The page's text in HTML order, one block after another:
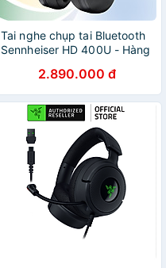
Tai nghe chụp tai Bluetooth
Sennheiser HD 400U - Hàng
2.890.000 đ